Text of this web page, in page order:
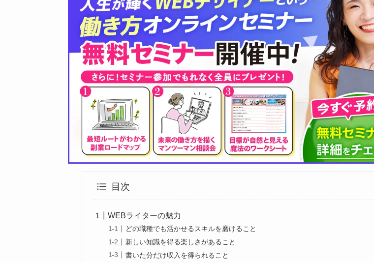
目次
WEBライターの魅力
どの職種でも活かせるスキルを磨けること
新しい知識を得る楽しさがあること
書いた分だけ収入を得られること